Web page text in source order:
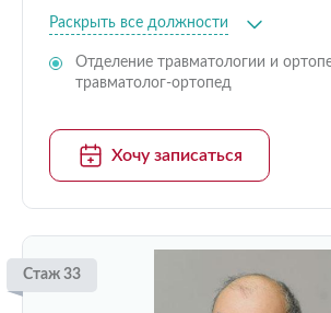
Раскрыть все должности
Отделение травматологии и
травматолог-ортопед
Хочу записаться
Стаж 33